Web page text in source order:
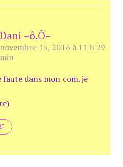
Dani =ô.Ô=
novembre 15, 2016 à 11 h 29
min
faute dans mon com. je